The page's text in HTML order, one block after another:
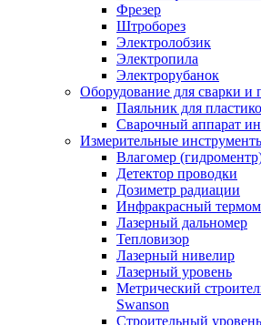
Фрезер
Штроборез
Электролобзик
Электропила
Электрорубанок
Оборудование для сварки и
Паяльник для
Сварочный аппарат
Измерительные
Влагомер
Детектор проводки
Дозиметр радиации
Инфракрасный
Лазерный дальномер
Тепловизор
Лазерный нивелир
Лазерный уровень
Метрический
Swanson
Строительный уровень